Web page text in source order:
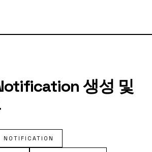
생성 및
NOTIFICATION